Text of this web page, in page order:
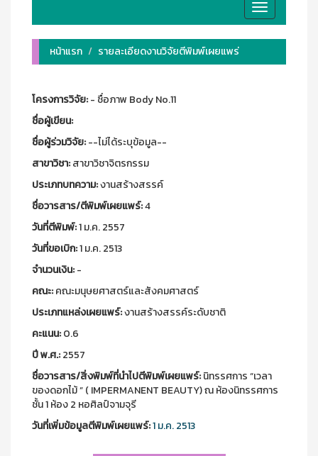
Toggle
navigation
หน้าแรก
รายละเอียดงานวิจัยตีพิมพ์เผยแพร่
โครงการวิจัย:- ชื่อภาพ Body No.11
ชื่อผู้เขียน:
ชื่อผู้ร่วมวิจัย:--ไม่ได้ระบุข้อมูล--
สาขาวิชา:สาขาวิชาจิตรกรรม
ประเภทบทความ:งานสร้างสรรค์
ชื่อวารสาร/ตีพิมพ์เผยแพร์:4
วันที่ตีพิมพ์:1 ม.ค. 2557
วันที่ขอเบิก:1 ม.ค. 2513
จำนวนเงิน:-
คณะ:คณะมนุษยศาสตร์และสังคมศาสตร์
ประเภทแหล่งเผยแพร์:งานสร้างสรรค์ระดับชาติ
คะแนน:0.6
ปี พ.ศ.:2557
ชื่อวารสาร/สิ่งพิมพ์ที่นำไปตีพิมพ์เผยแพร์:นิทรรศการ “เวลา
ของดอกไม้ ” ( IMPERMANENT BEAUTY) ณ ห้องนิทรรศการ
ชั้น 1 ห้อง 2 หอศิลป์จามจุรี
วันที่เพิ่มข้อมูลตีพิมพ์เผยแพร์:1 ม.ค. 2513